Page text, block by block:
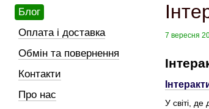
7 вересня
У світі,
Блог
Оплата і доставка
Обмін та повернення
Контакти
Про нас